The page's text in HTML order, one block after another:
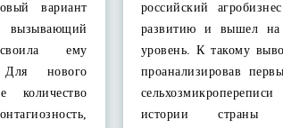
вариант
вызывающий
ему
Для нового
количество
российский
развитию и вышел на
уровень. К такому
проанализировав
истории страны